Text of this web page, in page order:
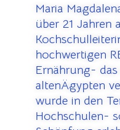
Maria
über 21 Jahren
hochwertigen
Ernährung-
altenÄgypten
wurde in den
Hochschulen-